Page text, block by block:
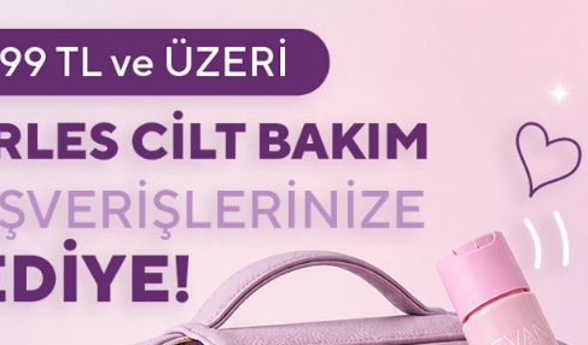
очень эффективен для укрепления волос. Также значительно
здоровье кожи головы.
волосы. Это предотвращает образование пузырей.
Обеспечивает баланс яркости и pH.
золотые пигменты. Идеально подходит для тонирования,